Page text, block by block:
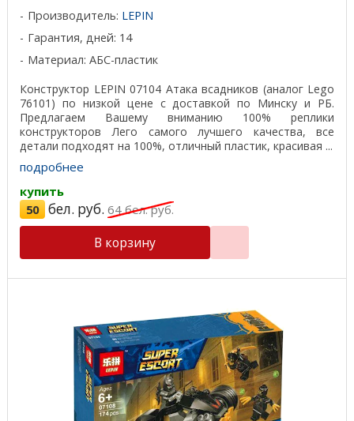
Производитель: LEPIN
Гарантия, дней: 14
Материал: АБС-пластик
Конструктор LEPIN 07104 Атака всадников (аналог Lego
76101) по низкой цене с доставкой по Минску и РБ.
Предлагаем Вашему вниманию 100% реплики
конструкторов Лего самого лучшего качества, все
детали подходят на 100%, отличный пластик, красивая ...
подробнее
купить
50 бел. руб. 64бел. руб.
В корзину